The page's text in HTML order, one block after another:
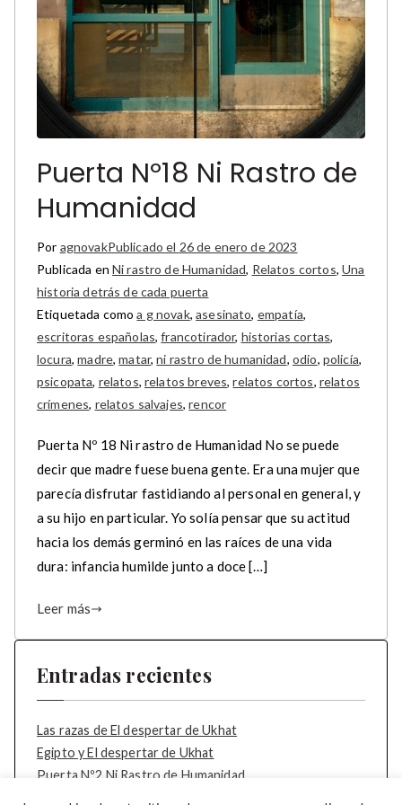
Puerta Nº18 Ni Rastro de
Humanidad
Por agnovakPublicado el 26 de enero de 2023
Publicada en Ni rastro de Humanidad, Relatos cortos, Una
historia detrás de cada puerta
Etiquetada comoa g novak,asesinato, empatía,
escritoras españolas,francotirador, historias cortas,
locura,madre,matar,ni rastro de humanidad, odio, policía,
psicopata, relatos,relatos breves,relatos cortos, relatos
crímenes, relatos salvajes,rencor
Puerta Nº 18 Ni rastro de Humanidad No se puede
decir que madre fuese buena gente. Era una mujer que
parecía disfrutar fastidiando al personal en general, y
a su hijo en particular. Yo solía pensar que su actitud
hacia los demás germinó en las raíces de una vida
dura: infancia humilde junto a doce […]
Leer más
Entradas recientes
Las razas de El despertar de Ukhat
Egipto y El despertar de Ukhat
Puerta Nº2 Ni Rastro de Humanidad